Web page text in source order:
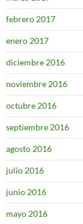
febrero 2017
enero 2017
diciembre 2016
noviembre 2016
octubre 2016
septiembre 2016
agosto 2016
julio 2016
junio 2016
mayo 2016